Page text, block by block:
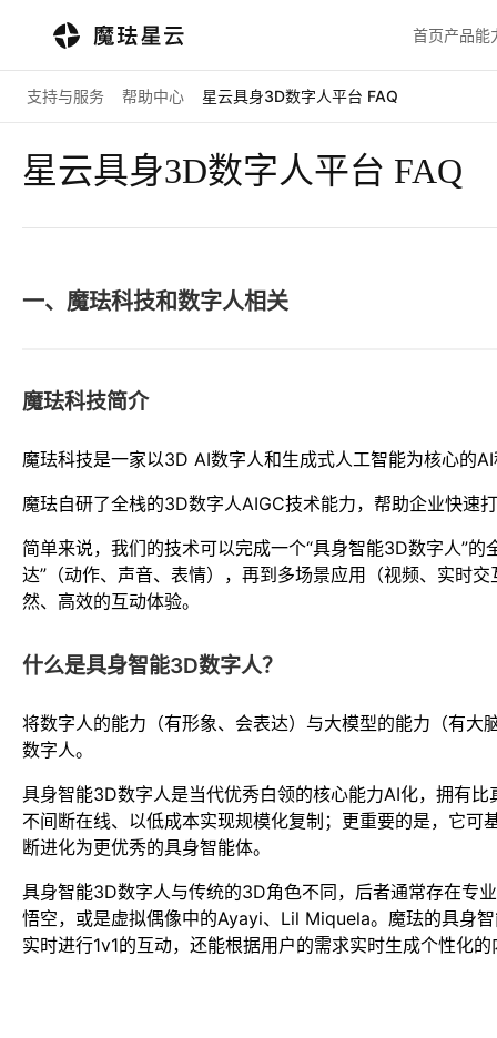
首页产品能
支持与服务 帮助中心 星云具身3D数字人平台 FAQ
星云具身3D数字人平台 FAQ
一、魔珐科技和数字人相关
魔珐科技简介
魔珐科技是一家以3D AI数字人和生成式人工智能为核心的
魔珐自研了全栈的3D数字人AIGC技术能力，帮助企业快速
简单来说，我们的技术可以完成一个“具身智能3D数字人”
达”（动作、声音、表情），再到多场景应用（视频、实时
然、高效的互动体验。
什么是具身智能3D数字人？
将数字人的能力（有形象、会表达）与大模型的能力（有大
数字人。
具身智能3D数字人是当代优秀白领的核心能力AI化，拥有
不间断在线、以低成本实现规模化复制；更重要的是，它可
断进化为更优秀的具身智能体。
具身智能3D数字人与传统的3D角色不同，后者通常存在专
悟空，或是虚拟偶像中的Ayayi、Lil Miquela。魔珐的具身
实时进行1v1的互动，还能根据用户的需求实时生成个性化